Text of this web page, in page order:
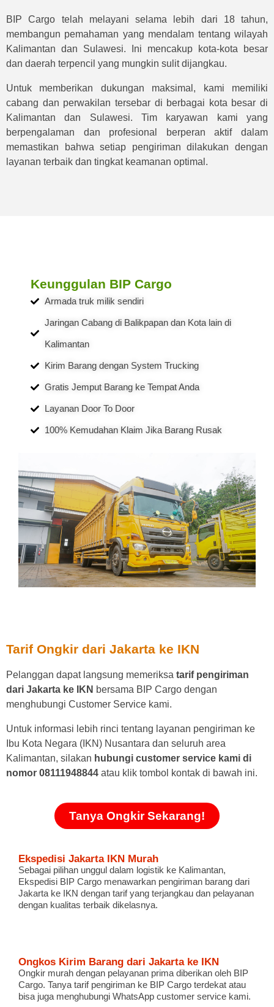
BIP Cargo telah melayani selama lebih dari 18 tahun,
membangun pemahaman yang mendalam tentang wilayah
Kalimantan dan Sulawesi. Ini mencakup kota-kota besar
dan daerah terpencil yang mungkin sulit dijangkau.
Untuk memberikan dukungan maksimal, kami memiliki
cabang dan perwakilan tersebar di berbagai kota besar di
Kalimantan dan Sulawesi. Tim karyawan kami yang
berpengalaman dan profesional berperan aktif dalam
memastikan bahwa setiap pengiriman dilakukan dengan
layanan terbaik dan tingkat keamanan optimal.
Keunggulan BIP Cargo
Armada truk milik sendiri
Jaringan Cabang di Balikpapan dan Kota lain di
Kalimantan
Kirim Barang dengan System Trucking
Gratis Jemput Barang ke Tempat Anda
Layanan Door To Door
100% Kemudahan Klaim Jika Barang Rusak
Tarif Ongkir dari Jakarta ke IKN
Pelanggan dapat langsung memeriksa tarif pengiriman
dari Jakarta ke IKN bersama BIP Cargo dengan
menghubungi Customer Service kami.
Untuk informasi lebih rinci tentang layanan pengiriman ke
Ibu Kota Negara (IKN) Nusantara dan seluruh area
Kalimantan, silakan hubungi customer service kami di
nomor 08111948844 atau klik tombol kontak di bawah ini.
Tanya Ongkir Sekarang!
Ekspedisi Jakarta IKN Murah
Sebagai pilihan unggul dalam logistik ke Kalimantan,
Ekspedisi BIP Cargo menawarkan pengiriman barang dari
Jakarta ke IKN dengan tarif yang terjangkau dan pelayanan
dengan kualitas terbaik dikelasnya.
Ongkos Kirim Barang dari Jakarta ke IKN
Ongkir murah dengan pelayanan prima diberikan oleh BIP
Cargo. Tanya tarif pengiriman ke BIP Cargo terdekat atau
bisa juga menghubungi WhatsApp customer service kami.